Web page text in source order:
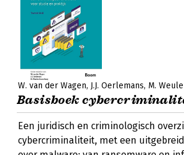
W. van der Wagen J.J. Oerlemans M.
Basisboek
Een juridisch en criminologisch
cybercriminaliteit, met een